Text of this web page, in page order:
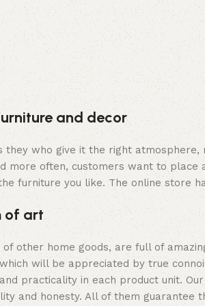
and decor
who give it the right
often, customers want to
furniture you like. The online store
of art
other home goods, are full of
will be appreciated by true
practicality in each product unit.
and honesty. All of them